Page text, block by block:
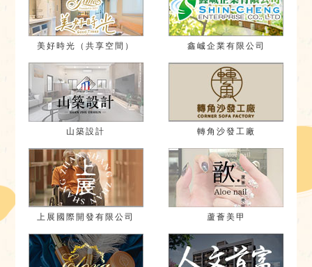
美好時光（共享空間） 鑫峸企業有限公司
山築設計 轉角沙發工廠
上展國際開發有限公司 蘆薈美甲